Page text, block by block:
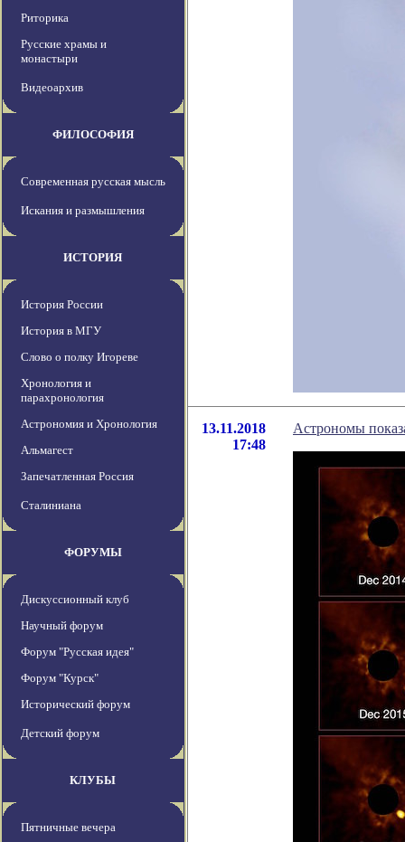
Риторика
Русские храмы и
монастыри
Видеоархив
ФИЛОСОФИЯ
Современная русская мысль
Искания и размышления
ИСТОРИЯ
История России
История в МГУ
Слово о полку Игореве
Хронология и
парахронология
Астрономия и Хронология
Альмагест
Запечатленная Россия
Сталиниана
ФОРУМЫ
Дискуссионный клуб
Научный форум
Форум "Русская идея"
Форум "Курск"
Исторический форум
Детский форум
КЛУБЫ
Пятничные вечера
13.11.2018
17:48
Астрономы